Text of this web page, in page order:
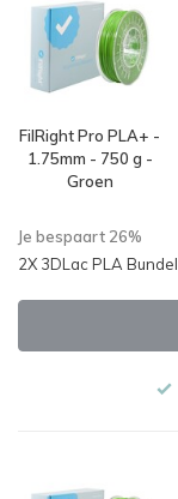
FilRight Pro PLA+ -
1.75mm - 750 g -
Groen
Je bespaart 26%
2X 3DLac PLA Bundel